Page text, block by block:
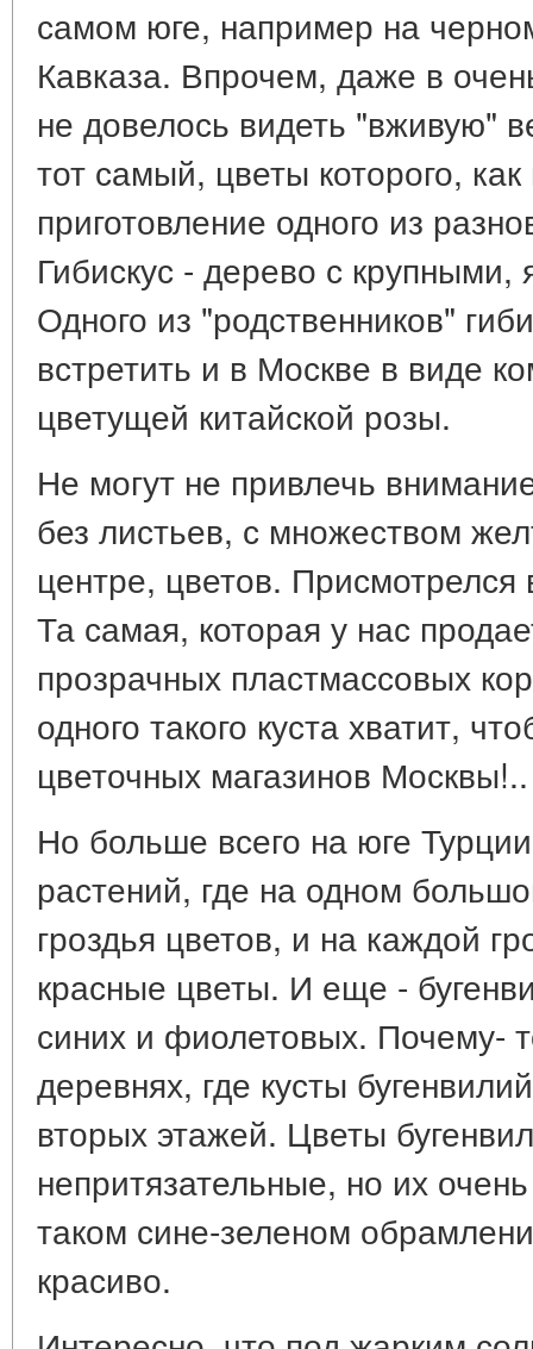
самом юге, например на
Кавказа. Впрочем, даже в
не довелось видеть "вживую"
тот самый, цветы которого,
приготовление одного из
Гибискус - дерево с
Одного из "родственников"
встретить и в Москве в виде
цветущей китайской розы.
Не могут не привлечь
без листьев, с множеством
центре, цветов.
Та самая, которая у нас
прозрачных пластмассовых
одного такого куста хватит,
цветочных магазинов Москвы!..
Но больше всего на юге
растений, где на одном
гроздья цветов, и на каждой
красные цветы. И еще -
синих и фиолетовых. Почему-
деревнях, где кусты
вторых этажей. Цветы
непритязательные, но их
таком сине-зеленом
красиво.